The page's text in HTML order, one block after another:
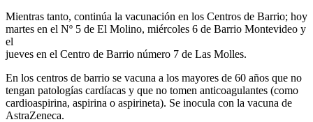
Mientras tanto, continúa la vacunación en los Centros de Barrio; hoy
martes en el Nº 5 de El Molino, miércoles 6 de Barrio Montevideo y
el
jueves en el Centro de Barrio número 7 de Las Molles.
En los centros de barrio se vacuna a los mayores de 60 años que no
tengan patologías cardíacas y que no tomen anticoagulantes (como
cardioaspirina, aspirina o aspirineta). Se inocula con la vacuna de
AstraZeneca.